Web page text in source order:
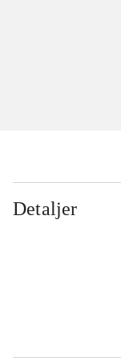
Detaljer